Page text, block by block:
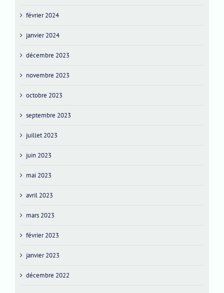
février 2024
janvier 2024
décembre 2023
novembre 2023
octobre 2023
septembre 2023
juillet 2023
juin 2023
mai 2023
avril 2023
mars 2023
février 2023
janvier 2023
décembre 2022